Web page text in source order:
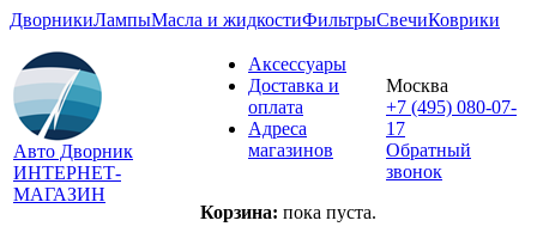
ДворникиЛампыМасла и жидкостиФильтрыСвечиКоврики
Авто Дворник
ИНТЕРНЕТ-
МАГАЗИН
Аксессуары
Доставка и
оплата
Адреса
магазинов
Корзина: пока пуста.
Москва
+7 (495) 080-07-
17
Обратный
звонок